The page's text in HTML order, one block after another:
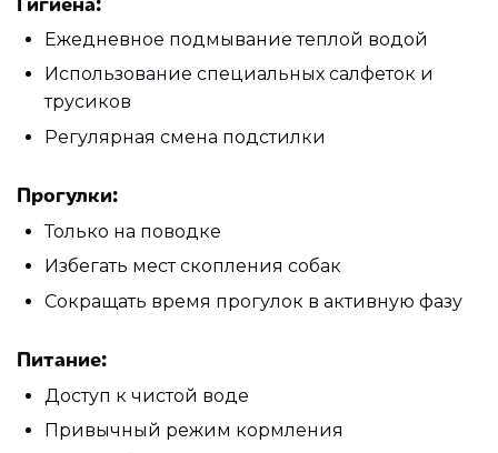
Ежедневное подмывание теплой водой
Использование специальных салфеток и
трусиков
Регулярная смена подстилки
Прогулки:
Только на поводке
Избегать мест скопления собак
Сокращать время прогулок в активную фазу
Питание:
Доступ к чистой воде
Привычный режим кормления